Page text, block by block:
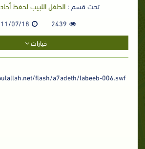
تحت قسم : الطفل اللبيب لحفظ
2439
07/18
خيارات
flash/a7adeth/labeeb-006.swf